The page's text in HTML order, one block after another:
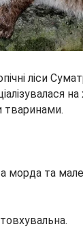
ліси
морда та